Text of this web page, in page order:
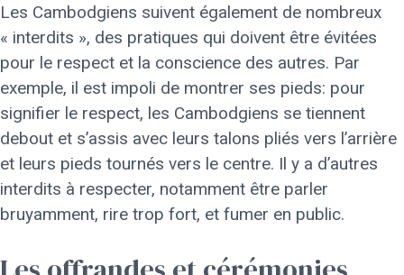
Les Cambodgiens suivent également de nombreux
« interdits », des pratiques qui doivent être évitées
pour le respect et la conscience des autres. Par
exemple, il est impoli de montrer ses pieds: pour
signifier le respect, les Cambodgiens se tiennent
debout et s’assis avec leurs talons pliés vers l’arrière
et leurs pieds tournés vers le centre. Il y a d’autres
interdits à respecter, notamment être parler
bruyamment, rire trop fort, et fumer en public.